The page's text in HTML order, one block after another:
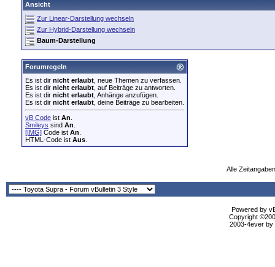
Ansicht
Zur Linear-Darstellung wechseln
Zur Hybrid-Darstellung wechseln
Baum-Darstellung
Forumregeln
Es ist dir nicht erlaubt , neue Themen zu verfassen.
Es ist dir nicht erlaubt , auf Beiträge zu antworten.
Es ist dir nicht erlaubt , Anhänge anzufügen.
Es ist dir nicht erlaubt , deine Beiträge zu bearbeiten.
vB Code ist An
Smileys sind An
[IMG] Code ist An
HTML-Code ist Aus
Alle
Powered by
Copyright
2003-4ever by